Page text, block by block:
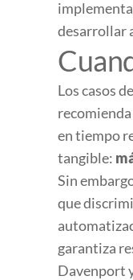
desarrollar
Los casos
en tiempo
tangible:
Sin
que
garantiza
Davenport